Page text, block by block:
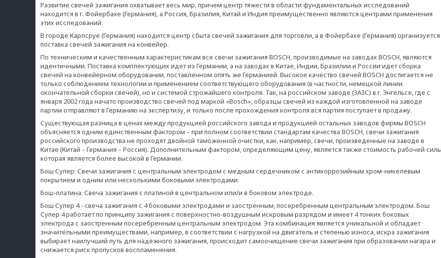
Развитие свечей зажигания охватывает весь мир, причем центр тяжести в области фундаментальных исследований
находится в г. Фойербахе (Германия), а Россия, Бразилия, Китай и Индия преимущественно являются центрами применения
этих исследований.
В городе Карлсруе (Германия) находится центр сбыта свечей зажигания для торговли, а в Фойербахе (Германия) организуется
поставка свечей зажигания на конвейер.
По техническим и качественным характеристикам все свечи зажигания BOSCH, производимые на заводах BOSCH, являются
идентичными. Поставка комплектующих идет из Германии, а на заводах в Китае, Индии, Бразилии и России идет сборка
свечей на конвейерном оборудовании, поставленном опять же Германией. Высокое качество свечей BOSCH достигается не
только соблюдением технологии и применением соответствующего оборудования (в частности, немецкой линии
окончательной сборки свечей), но и системой строжайшего контроля. Так, на российском заводе (ЗАЗС) в г. Энгельсе, где с
января 2002 года начато производство свечей под маркой «Bosch», образцы свечей из каждой изготовленной на заводе
партии отправляют в Германию на экспертизу, и только после прохождения контроля вся партия поступает в продажу.
Существующая разница в ценах между продукцией российского завода и продукцией остальных заводов фирмы BOSCH
объясняется одним единственным фактором – при полном соответствии стандартам качества BOSCH, свечи зажигания
российского производства не проходят двойной таможенной очистки, как, например, свечи, произведенные на заводе в
Китае (Китай – Германия – Россия). Дополнительным фактором, определяющим цену, является также стоимость рабочей
которая является более высокой в Германии.
Бош Супер: Свечи зажигания с центральным электродом с медным сердечником с антикоррозийным хром-никелевым
покрытием и одним или несколькими боковыми электродами.
Бош-платина: Свеча зажигания с платиной в центральном или/и в боковом электроде.
Бош Супер 4 - свеча зажигания с 4 боковыми электродами и заостренным, посеребренным центральным электродом. Бош
Супер 4 работает по принципу зажигания с поверхностно-воздушным искровым разрядом и имеет 4 тонких боковых
электрода с заостренным посеребренным центральным электродом. Эта комбинация является уникальной и обладает
значительными преимуществами, например, в соответствии с нагрузкой на двигатель и степенью износа, искра зажигания
выбирает наилучший путь для надежного зажигания, происходит самоочищение свечи зажигания при образовании нагара и
снижается риск пропусков воспламенения.